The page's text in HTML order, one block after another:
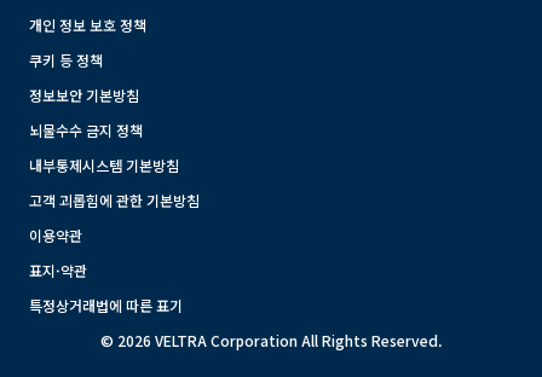
개인 정보 보호 정책
쿠키 등 정책
정보보안 기본방침
뇌물수수 금지 정책
내부통제시스템 기본방침
고객 괴롭힘에 관한 기본방침
이용약관
표지·약관
특정상거래법에 따른 표기
© 2026 VELTRA Corporation All Rights Reserved.